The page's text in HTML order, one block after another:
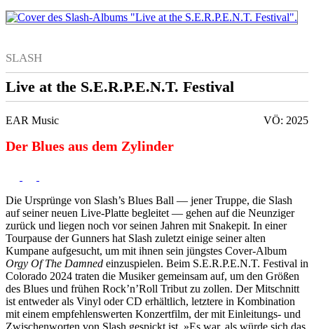
SLASH
Live at the S.E.R.P.E.N.T. Festival
EAR Music VÖ: 2025
Der Blues aus dem Zylinder
Die Ursprünge von Slash’s Blues Ball — jener Truppe, die Slash
auf seiner neuen Live-Platte begleitet — gehen auf die Neunziger
zurück und liegen noch vor seinen Jahren mit Snakepit. In einer
Tourpause der Gunners hat Slash zuletzt einige seiner alten
Kumpane aufgesucht, um mit ihnen sein jüngstes Cover-Album
Orgy Of The Damned einzuspielen. Beim S.E.R.P.E.N.T. Festival in
Colorado 2024 traten die Musiker gemeinsam auf, um den Größen
des Blues und frühen Rock’n’Roll Tribut zu zollen. Der Mitschnitt
ist entweder als Vinyl oder CD erhältlich, letztere in Kombination
mit einem empfehlenswerten Konzertfilm, der mit Einleitungs- und
Zwischenworten von Slash gespickt ist. »Es war, als würde sich das